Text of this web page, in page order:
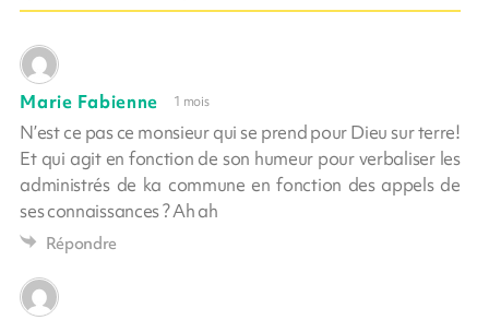
Marie Fabienne 1 mois
N’est ce pas ce monsieur qui se prend pour Dieu sur terre!
Et qui agit en fonction de son humeur pour verbaliser les
administrés de ka commune en fonction des appels de
ses connaissances ? Ah ah
Répondre